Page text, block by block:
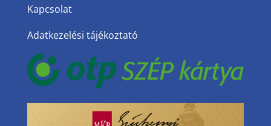
Kapcsolat
Adatkezelési tájékoztató